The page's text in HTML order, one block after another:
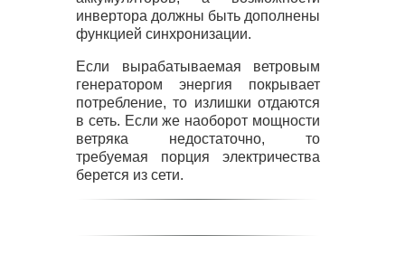
инвертора должны быть дополнены
функцией синхронизации.
Если вырабатываемая ветровым
генератором энергия покрывает
потребление, то излишки отдаются
в сеть. Если же наоборот мощности
ветряка недостаточно, то
требуемая порция электричества
берется из сети.